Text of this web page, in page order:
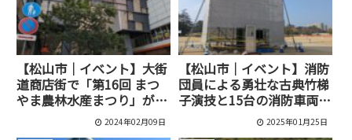
【松山市｜イベント】大街
道商店街で「第16回 まつ
やま農林水産まつり」が2
月18日に開催されます！
2024年02月09日
【松山市｜イベント】消防
団員による勇壮な古典竹梯
子演技と15台の消防車両が
集結！「令和7年 松山市消
防出初式」が城山公園で開
2025年01月25日